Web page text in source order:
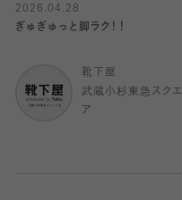
2026.04.28
ぎゅぎゅっと脚ラク！！
靴下屋
武蔵小杉東急スクエ
ア